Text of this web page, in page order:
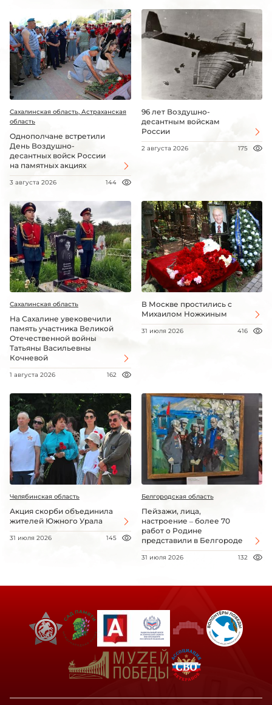
Сахалинская область, Астраханская
область
Однополчане встретили
День Воздушно-
десантных войск России
на памятных акциях
3 августа 2026 144
96 лет Воздушно-
десантным войскам
России
2 августа 2026 175
Сахалинская область
На Сахалине увековечили
память участника Великой
Отечественной войны
Татьяны Васильевны
Кочневой
1 августа 2026 162
В Москве простились с
Михаилом Ножкиным
31 июля 2026 416
Челябинская область
Акция скорби объединила
жителей Южного Урала
31 июля 2026 145
Белгородская область
Пейзажи, лица,
настроение – более 70
работ о Родине
представили в Белгороде
31 июля 2026 132